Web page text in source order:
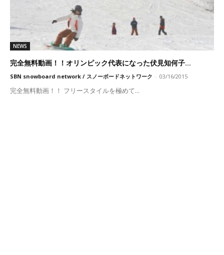
NEWS
完全無料動画！！オリンピック代表になった伏見知何子...
SBN snowboard network / スノーボードネットワーク - 03/16/2015
完全無料動画！！ フリースタイルを極めて...